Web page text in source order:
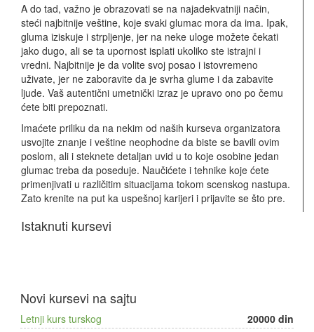
A do tad, važno je obrazovati se na najadekvatniji način,
steći najbitnije veštine, koje svaki glumac mora da ima. Ipak,
gluma iziskuje i strpljenje, jer na neke uloge možete čekati
jako dugo, ali se ta upornost isplati ukoliko ste istrajni i
vredni. Najbitnije je da volite svoj posao i istovremeno
uživate, jer ne zaboravite da je svrha glume i da zabavite
ljude. Vaš autentični umetnički izraz je upravo ono po čemu
ćete biti prepoznati.
Imaćete priliku da na nekim od naših kurseva organizatora
usvojite znanje i veštine neophodne da biste se bavili ovim
poslom, ali i steknete detaljan uvid u to koje osobine jedan
glumac treba da poseduje. Naučićete i tehnike koje ćete
primenjivati u različitim situacijama tokom scenskog nastupa.
Zato krenite na put ka uspešnoj karijeri i prijavite se što pre.
Istaknuti kursevi
Novi kursevi na sajtu
20000 din
Letnji kurs turskog